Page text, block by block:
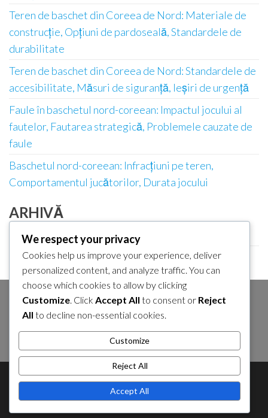
Teren de baschet din Coreea de Nord: Materiale de
construcție, Opțiuni de pardoseală, Standardele de
durabilitate
Teren de baschet din Coreea de Nord: Standardele de
accesibilitate, Măsuri de siguranță, Ieșiri de urgență
Faule în baschetul nord-coreean: Impactul jocului al
fautelor, Fautarea strategică, Problemele cauzate de
faule
Baschetul nord-coreean: Infracțiuni pe teren,
Comportamentul jucătorilor, Durata jocului
ARHIVĂ
February 2026
January 2026
CĂUTARE
Search
for:
About Us Contact Us Cookie Policy
Privacy Policy Sitemap Terms and Conditions
We respect your privacy
Cookies help us improve your experience, deliver
personalized content, and analyze traffic. You can
choose which cookies to allow by clicking
Customize. Click Accept All to consent or Reject
All to decline non-essential cookies.
Customize
Reject All
Accept All